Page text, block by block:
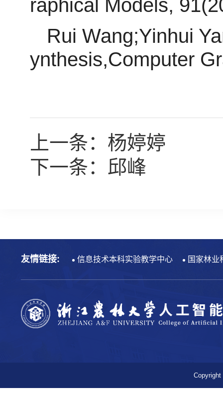
raphical Models,
Rui Wang;Yinhui
ynthesis,Computer
上一条： 杨婷婷
下一条： 邱峰
友情链接: 信息技术本科实验教学中心 国家林业